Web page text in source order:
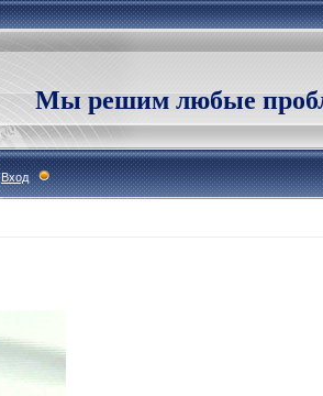
Мы решим любые
Вход